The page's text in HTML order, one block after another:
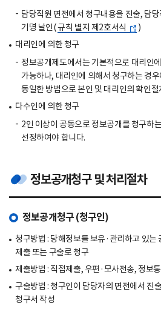
담당직원 면전에서 청구내용을 진술, 담
기명 날인(규칙 별지 제2호서식
)
대리인에 의한 청구
정보공개제도에서는 기본적으로 대리인
가능하나, 대리인에 의해서 청구하는 경
동일한 방법으로 본인 및 대리인의 확인
다수인에 의한 청구
2인 이상이 공동으로 정보공개를 청구하
선정하여야 합니다.
정보공개청구 및 처리절차
정보공개청구 (청구인)
청구방법 : 당해정보를 보유·관리하고 있
제출 또는 구술로 청구
제출방법 : 직접제출, 우편·모사전송, 정보
구술방법 : 청구인이 담당자의 면전에서 진
청구서 작성